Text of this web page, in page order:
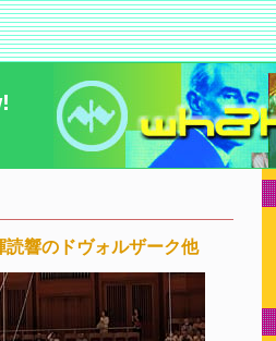
響のドヴォルザーク他